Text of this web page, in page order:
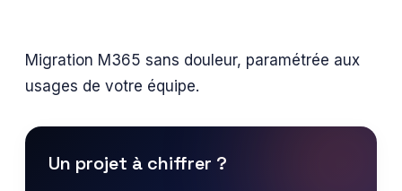
Migration M365 sans douleur, paramétrée aux
usages de votre équipe.
Un projet à chiffrer ?